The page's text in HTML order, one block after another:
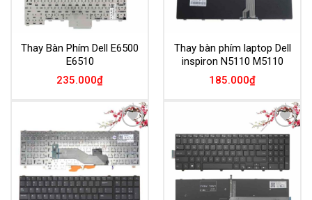
Thay Bàn Phím Dell E6500
E6510
235.000₫
Thay bàn phím laptop Dell
inspiron N5110 M5110
185.000₫
Add to
Wishlist
Add to
Wishlist